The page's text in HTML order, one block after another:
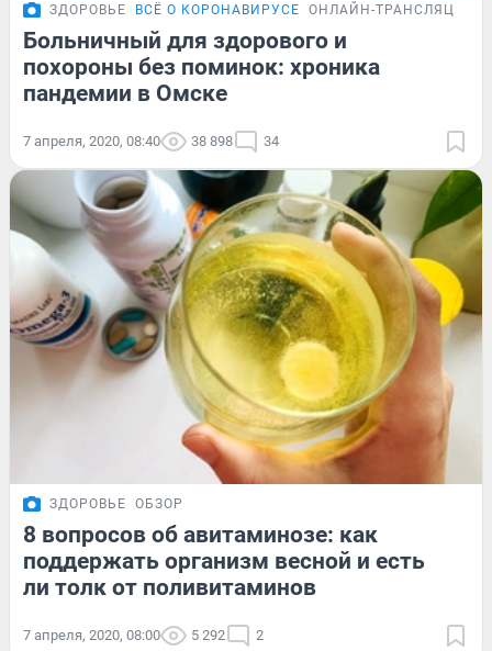
ЗДОРОВЬЕ ВСЁ О КОРОНАВИРУСЕ ОНЛАЙН-ТРАНСЛЯЦИЯ
Больничный для здорового и
похороны без поминок: хроника
пандемии в Омске
7 апреля, 2020, 08:40 38 898 34
ЗДОРОВЬЕ ОБЗОР
8 вопросов об авитаминозе: как
поддержать организм весной и есть
ли толк от поливитаминов
7 апреля, 2020, 08:00 5 292 2